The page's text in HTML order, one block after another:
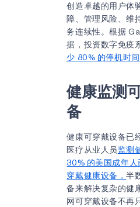
创造卓越的用户体
障、管理风险、维
务连续性。根据
据，投资数字免疫
少 80% 的停机时间
健康监测
备
健康可穿戴设备已
医疗从业人员监测
30% 的美国成年
穿戴健康设备，半
备来解决复杂的健
网可穿戴设备不再